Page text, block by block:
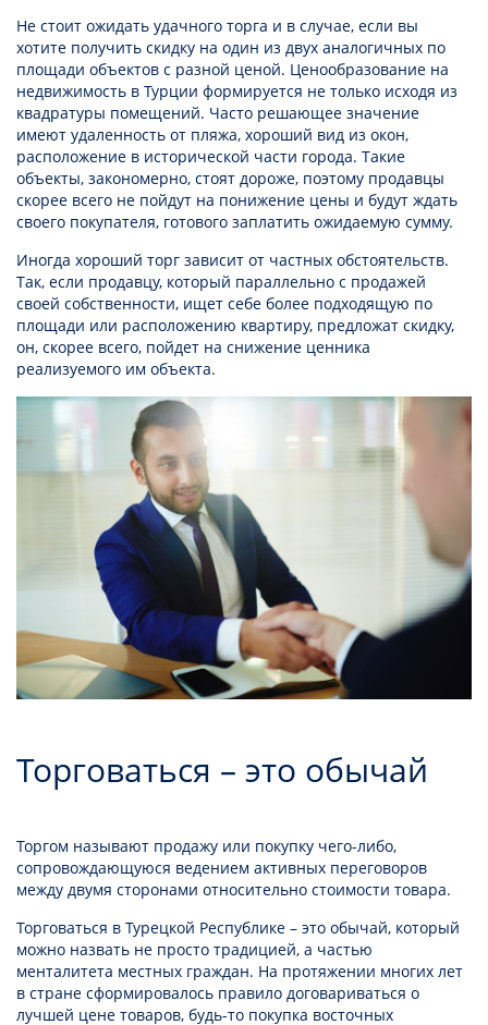
Не стоит ожидать удачного торга и в случае, если вы
хотите получить скидку на один из двух аналогичных по
площади объектов с разной ценой. Ценообразование на
недвижимость в Турции формируется не только исходя из
квадратуры помещений. Часто решающее значение
имеют удаленность от пляжа, хороший вид из окон,
расположение в исторической части города. Такие
объекты, закономерно, стоят дороже, поэтому продавцы
скорее всего не пойдут на понижение цены и будут ждать
своего покупателя, готового заплатить ожидаемую сумму.
Иногда хороший торг зависит от частных обстоятельств.
Так, если продавцу, который параллельно с продажей
своей собственности, ищет себе более подходящую по
площади или расположению квартиру, предложат скидку,
он, скорее всего, пойдет на снижение ценника
реализуемого им объекта.
Торговаться – это обычай
Торгом называют продажу или покупку чего-либо,
сопровождающуюся ведением активных переговоров
между двумя сторонами относительно стоимости товара.
Торговаться в Турецкой Республике – это обычай, который
можно назвать не просто традицией, а частью
менталитета местных граждан. На протяжении многих лет
в стране сформировалось правило договариваться о
лучшей цене товаров, будь-то покупка восточных